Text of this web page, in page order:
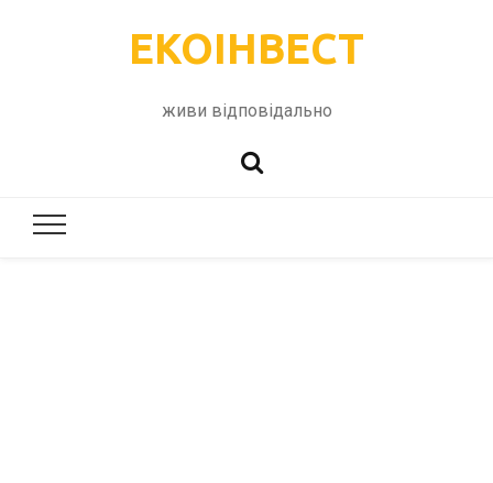
ЕКОІНВЕСТ
живи відповідально